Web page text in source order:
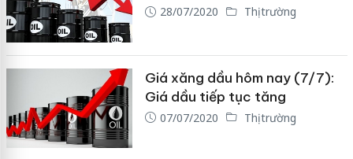
28/07/2020 Thị trường
Giá xăng dầu hôm nay (7/7):
Giá dầu tiếp tục tăng
07/07/2020 Thị trường